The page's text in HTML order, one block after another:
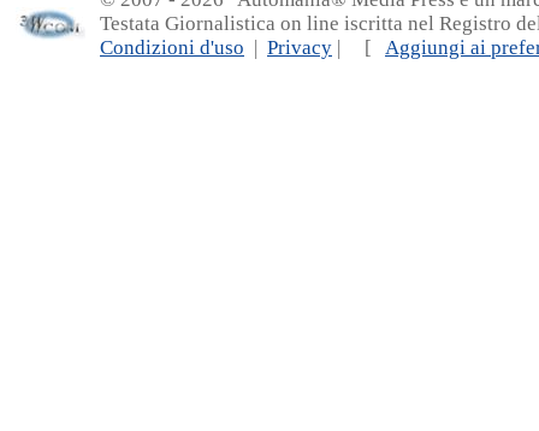
Testata Giornalistica on line iscritta nel Registro
Condizioni d'uso | Privacy | [ Aggiungi ai